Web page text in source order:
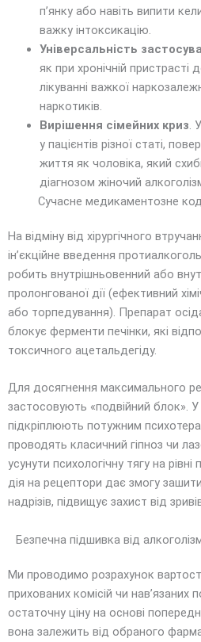
п’янку або навіть випити
важку інтоксикацію.
Універсальність
як при хронічній пристрасті
лікуванні важкої
наркотиків.
Вирішення сімейних криз.
у пацієнтів різної статі,
життя як чоловіка, який
діагнозом жіночий
Сучасне медикаментозне
На відміну від хірургічного
ін’єкційне введення
робить внутрішньовенний або
пролонгованої дії (ефективний
або торпедування). Препарат
блокує ферменти печінки, які
токсичного ацетальдегіду.
Для досягнення максимального
застосовують «подвійний блок». У
підкріплюють потужним
проводять класичний гіпноз чи
усунути психологічну тягу на
дія на рецептори дає змогу
надрізів, підвищує захист від
Безпечна підшивка від
Ми проводимо розрахунок
прихованих комісій чи нав’язаних
остаточну ціну на основі
вона залежить від обраного